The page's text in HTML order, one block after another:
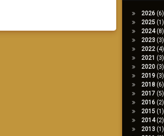
2026(6)
2025(1)
2024(8)
2023(3)
2022(4)
2021 (3)
2020(3)
2019(3)
2018(6)
2017(5)
2016(2)
2015(1)
2014(2)
2013(1)